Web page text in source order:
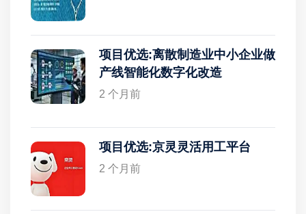
项目优选:离散制造业中小企业做
产线智能化数字化改造
2 个月前
项目优选:京灵灵活用工平台
2 个月前